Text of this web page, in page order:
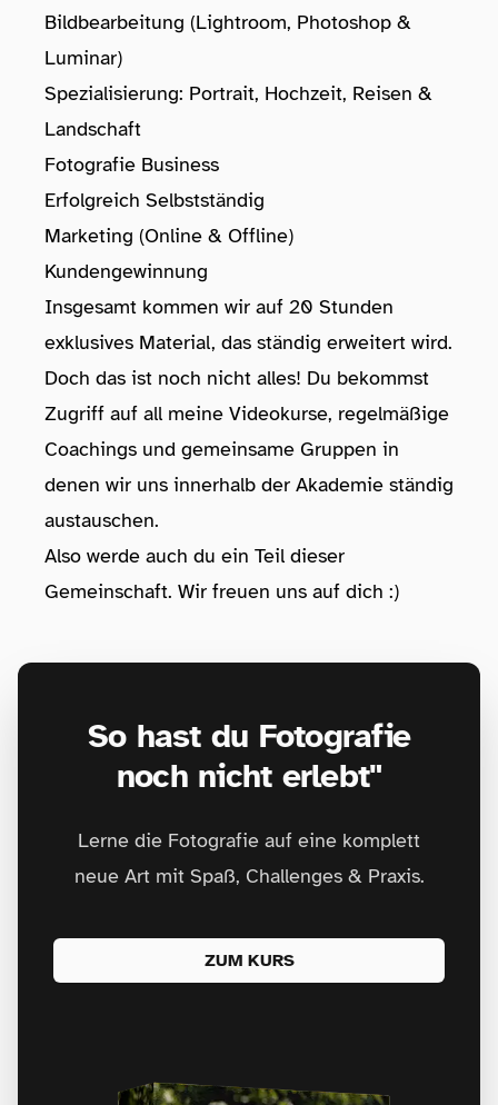
Bildbearbeitung (Lightroom, Photoshop &
Luminar)
Spezialisierung: Portrait, Hochzeit, Reisen &
Landschaft
Fotografie Business
Erfolgreich Selbstständig
Marketing (Online & Offline)
Kundengewinnung
Insgesamt kommen wir auf 20 Stunden
exklusives Material, das ständig erweitert wird.
Doch das ist noch nicht alles! Du bekommst
Zugriff auf all meine Videokurse, regelmäßige
Coachings und gemeinsame Gruppen in
denen wir uns innerhalb der Akademie ständig
austauschen.
Also werde auch du ein Teil dieser
Gemeinschaft. Wir freuen uns auf dich :)
So hast du Fotografie
noch nicht erlebt"
Lerne die Fotografie auf eine komplett
neue Art mit Spaß, Challenges & Praxis.
ZUM KURS